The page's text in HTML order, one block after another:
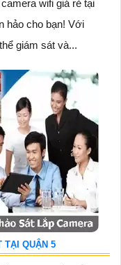
wifi giá rẻ tại
hảo cho bạn! Với
giám sát và...
TẠI QUẬN 5